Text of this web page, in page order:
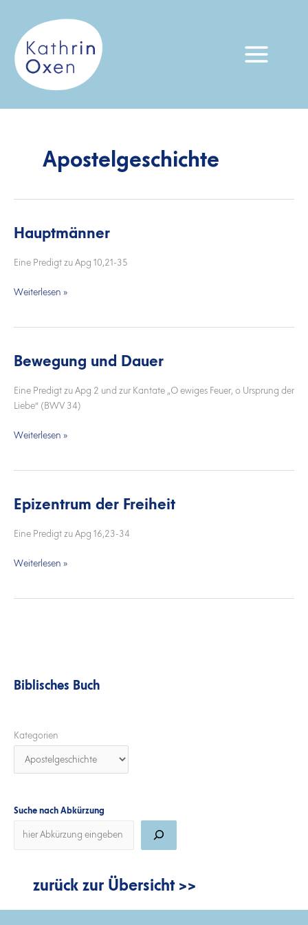
springen
Apostelgeschichte
Hauptmänner
Eine Predigt zu Apg 10,21-35
Hauptmänner
Weiterlesen »
Bewegung und Dauer
Eine Predigt zu Apg 2 und zur Kantate „O ewiges Feuer, o Ursprung der
Liebe“ (BWV 34)
Bewegung
Dauer
Weiterlesen »
Epizentrum der Freiheit
Eine Predigt zu Apg 16,23-34
Epizentrum
Freiheit
Weiterlesen »
Biblisches Buch
Kategorien
Suche nach Abkürzung
zurück zur Übersicht >>